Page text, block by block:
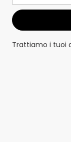
Trattiamo i tuoi